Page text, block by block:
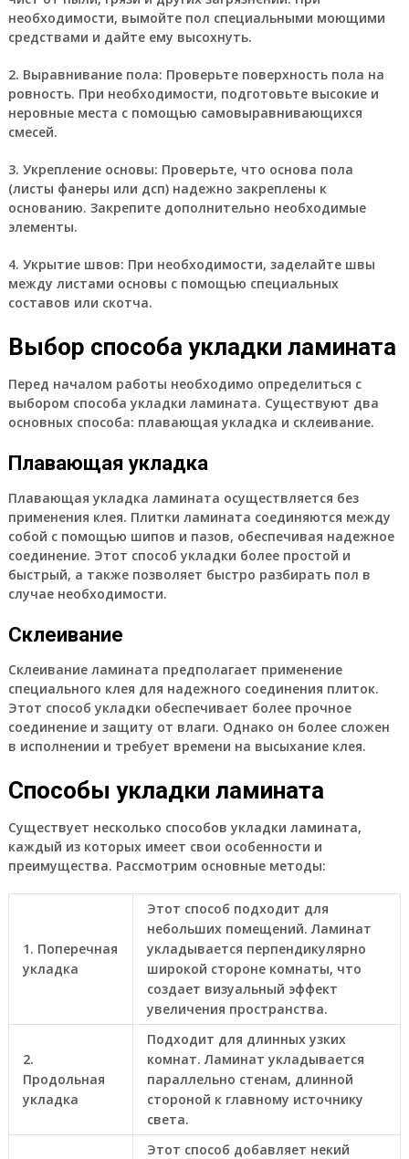
необходимости, вымойте пол специальными моющими
средствами и дайте ему высохнуть.
2. Выравнивание пола: Проверьте поверхность пола на
ровность. При необходимости, подготовьте высокие и
неровные места с помощью самовыравнивающихся
смесей.
3. Укрепление основы: Проверьте, что основа пола
(листы фанеры или дсп) надежно закреплены к
основанию. Закрепите дополнительно необходимые
элементы.
4. Укрытие швов: При необходимости, заделайте швы
между листами основы с помощью специальных
составов или скотча.
Выбор способа укладки ламината
Перед началом работы необходимо определиться с
выбором способа укладки ламината. Существуют два
основных способа: плавающая укладка и склеивание.
Плавающая укладка
Плавающая укладка ламината осуществляется без
применения клея. Плитки ламината соединяются между
собой с помощью шипов и пазов, обеспечивая надежное
соединение. Этот способ укладки более простой и
быстрый, а также позволяет быстро разбирать пол в
случае необходимости.
Склеивание
Склеивание ламината предполагает применение
специального клея для надежного соединения плиток.
Этот способ укладки обеспечивает более прочное
соединение и защиту от влаги. Однако он более сложен
в исполнении и требует времени на высыхание клея.
Способы укладки ламината
Существует несколько способов укладки ламината,
каждый из которых имеет свои особенности и
преимущества. Рассмотрим основные методы:
1. Поперечная
укладка
Этот способ подходит для
небольших помещений. Ламинат
укладывается перпендикулярно
широкой стороне комнаты, что
создает визуальный эффект
увеличения пространства.
2.
Продольная
укладка
Подходит для длинных узких
комнат. Ламинат укладывается
параллельно стенам, длинной
стороной к главному источнику
света.
Этот способ добавляет некий